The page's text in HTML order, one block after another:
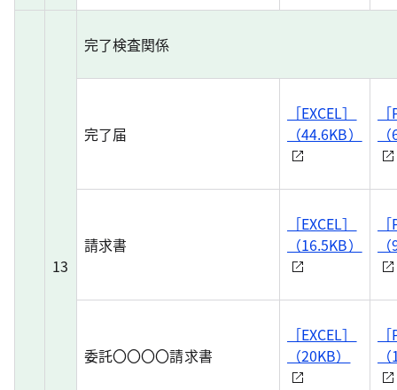
13
完了検査関係
完了届
［EXCEL］
（44.6KB）
請求書
［EXCEL］
（16.5KB）
委託〇〇〇〇請求書
［EXCEL］
（20KB）